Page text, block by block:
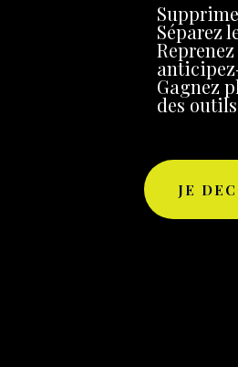
Séparez
Gagnez
des
JE